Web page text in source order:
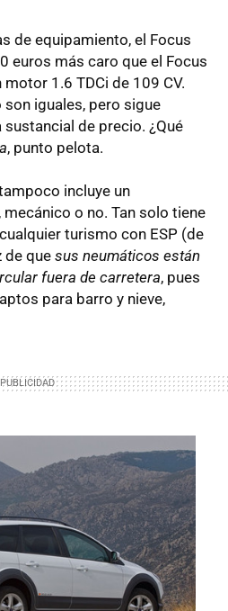
de equipamiento, el Focus
euros más caro que el Focus
1.6 TDCi de 109 CV.
iguales, pero sigue
de precio. ¿Qué
, punto pelota.
incluye un
o no. Tan solo tiene
turismo con ESP (de
de que sus neumáticos están
fuera de carretera, pues
para barro y nieve,